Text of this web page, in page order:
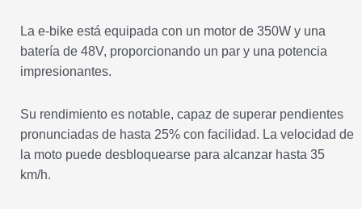
La e-bike está equipada con un motor de 350W y una
batería de 48V, proporcionando un par y una potencia
impresionantes.
Su rendimiento es notable, capaz de superar pendientes
pronunciadas de hasta 25% con facilidad. La velocidad de
la moto puede desbloquearse para alcanzar hasta 35
km/h.